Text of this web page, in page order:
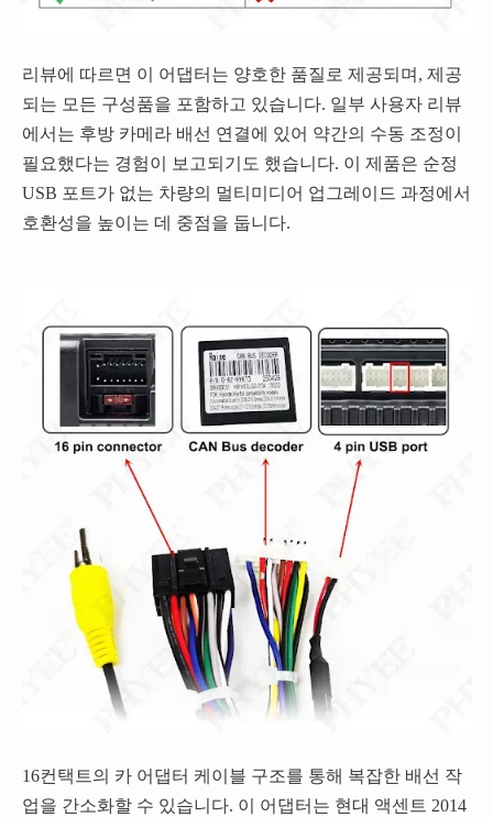
리뷰에 따르면 이 어댑터는 양호한 품질로 제공되며, 제공
되는 모든 구성품을 포함하고 있습니다. 일부 사용자 리뷰
에서는 후방 카메라 배선 연결에 있어 약간의 수동 조정이
필요했다는 경험이 보고되기도 했습니다. 이 제품은 순정
USB 포트가 없는 차량의 멀티미디어 업그레이드 과정에서
호환성을 높이는 데 중점을 둡니다.
16컨택트의 카 어댑터 케이블 구조를 통해 복잡한 배선 작
업을 간소화할 수 있습니다. 이 어댑터는 현대 액센트 2014